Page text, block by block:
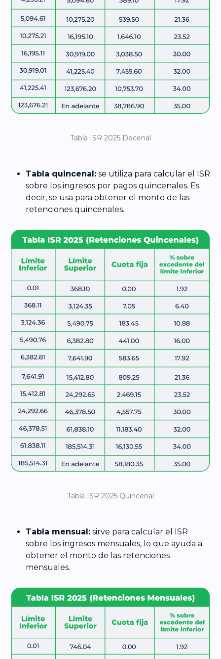
Tabla ISR 2025 Decenal
Tabla quincenal: se utiliza para calcular el ISR
sobre los ingresos por pagos quincenales. Es
decir, se usa para obtener el monto de las
retenciones quincenales.
Tabla ISR 2025 Quincenal
Tabla mensual: sirve para calcular el ISR
sobre los ingresos mensuales, lo que ayuda a
obtener el monto de las retenciones
mensuales.